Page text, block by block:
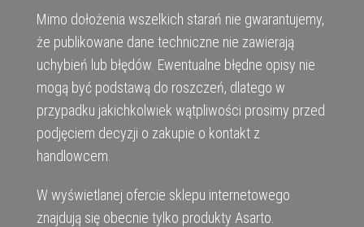
Mimo dołożenia wszelkich starań nie gwarantujemy,
że publikowane dane techniczne nie zawierają
uchybień lub błędów. Ewentualne błędne opisy nie
mogą być podstawą do roszczeń, dlatego w
przypadku jakichkolwiek wątpliwości prosimy przed
podjęciem decyzji o zakupie o kontakt z
handlowcem.
W wyświetlanej ofercie sklepu internetowego
znajdują się obecnie tylko produkty Asarto.